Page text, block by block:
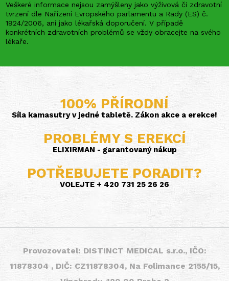
Veškeré informace nejsou zamýšleny jako výživová či zdravotní
tvrzení dle Nařízení Evropského parlamentu a Rady (ES) č.
1924/2006, ani jako lékařská doporučení. V případě
konkrétních zdravotních problémů se vždy obracejte na svého
lékaře.
100% PŘÍRODNÍ
Síla kamasutry v jedné tabletě. Zákon akce a erekce!
PROBLÉMY S EREKCÍ
ELIXIRMAN - garantovaný nákup
POTŘEBUJETE PORADIT?
VOLEJTE + 420 731 25 26 26
Provozovatel: DISTINCT MEDICAL s.r.o., IČO:
11878304 , DIČ: CZ11878304, Na Folimance 2155/15,